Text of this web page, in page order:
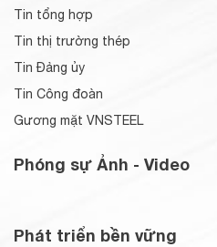
Tin tổng hợp
Tin thị trường thép
Tin Đảng ủy
Tin Công đoàn
Gương mặt VNSTEEL
Phóng sự Ảnh - Video
Phát triển bền vững